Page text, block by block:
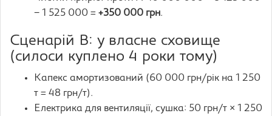
− 1 525 000 = +350 000 грн.
Сценарій В: у власне сховище
(силоси куплено 4 роки тому)
Капекс амортизований (60 000 грн/рік на 1 250
т = 48 грн/т).
Електрика для вентиляції, сушка: 50 грн/т × 1 250